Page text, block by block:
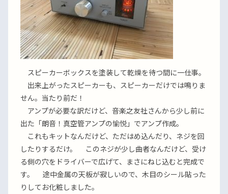
スピーカーボックスを塗装して乾燥を待つ間に一仕事。
出来上がったスピーカーも、スピーカーだけでは鳴りま
せん。当たり前だ！
アンプが必要な訳だけど、音楽之友社さんから少し前に
出た「朗音！真空管アンプの愉悦」でアンプ作成。
これもキットなんだけど、ただはめ込んだり、ネジを回
したりするだけ。 このネジが少し曲者なんだけど、受け
る側の穴をドライバーで広げて、まさにねじ込むと完成で
す。 途中金属の天板が寂しいので、木目のシール貼った
りしてお化粧しました。